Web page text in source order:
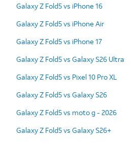
Galaxy Z Fold5 vs iPhone 16
Galaxy Z Fold5 vs iPhone Air
Galaxy Z Fold5 vs iPhone 17
Galaxy Z Fold5 vs Galaxy S26 Ultra
Galaxy Z Fold5 vs Pixel 10 Pro XL
Galaxy Z Fold5 vs Galaxy S26
Galaxy Z Fold5 vs moto g - 2026
Galaxy Z Fold5 vs Galaxy S26+